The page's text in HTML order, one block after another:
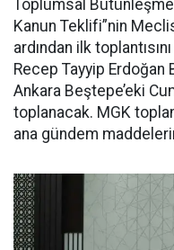
Toplumsal
Kanun Teklifi”nin
ardından ilk
Recep Tayyip Erdoğan
Ankara Beştepe’eki
toplanacak. MGK
ana gündem